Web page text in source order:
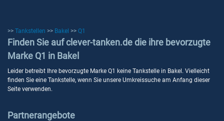
>> Tankstellen >> Bakel >> Q1
Finden Sie auf clever-tanken.de die ihre bevorzugte
Marke Q1 in Bakel
Leider betreibt Ihre bevorzugte Marke Q1 keine Tankstelle in Bakel. Vielleicht
finden Sie eine Tankstelle, wenn Sie unsere Umkreissuche am Anfang dieser
Seite verwenden.
Partnerangebote